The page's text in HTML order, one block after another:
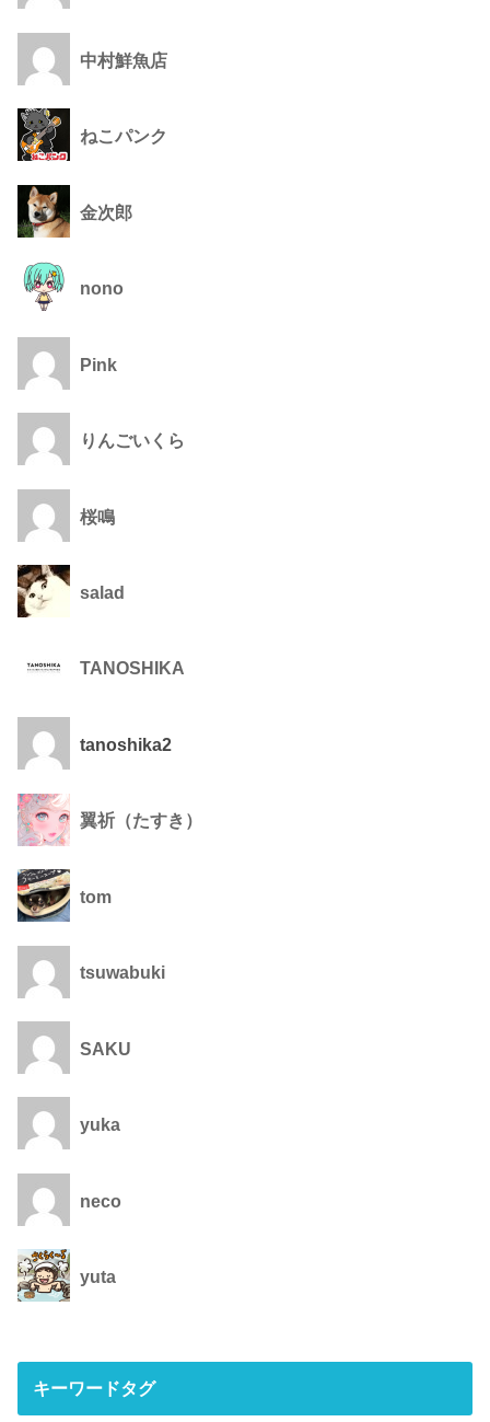
中村鮮魚店
ねこパンク
金次郎
nono
Pink
りんごいくら
桜鳴
salad
TANOSHIKA
tanoshika2
翼祈（たすき）
tom
tsuwabuki
SAKU
yuka
neco
yuta
キーワードタグ